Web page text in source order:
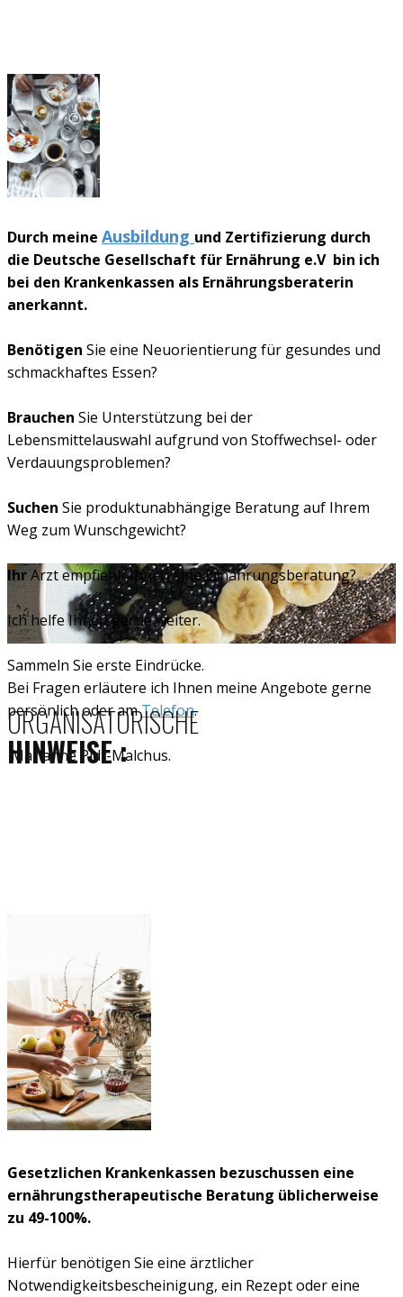
Durch meine Ausbildung und Zertifizierung durch
die Deutsche Gesellschaft für Ernährung e.V bin ich
bei den Krankenkassen als Ernährungsberaterin
anerkannt.
Benötigen Sie eine Neuorientierung für gesundes und
schmackhaftes Essen?
Brauchen Sie Unterstützung bei der
Lebensmittelauswahl aufgrund von Stoffwechsel- oder
Verdauungsproblemen?
Suchen Sie produktunabhängige Beratung auf Ihrem
Weg zum Wunschgewicht?
IhrArzt empfiehlt Ihnen eine Ernährungsberatung?
Ich helfe Ihnen gerne weiter.
Sammeln Sie erste Eindrücke.
Bei Fragen erläutere ich Ihnen meine Angebote gerne
persönlich oder amTelefon.
Marianne Pidt-Malchus.
ORGANISATORISCHE
HINWEISE :
Gesetzlichen Krankenkassen bezuschussen eine
ernährungstherapeutische Beratung üblicherweise
zu 49-100%.
Hierfür benötigen Sie eine ärztlicher
Notwendigkeitsbescheinigung, ein Rezept oder eine